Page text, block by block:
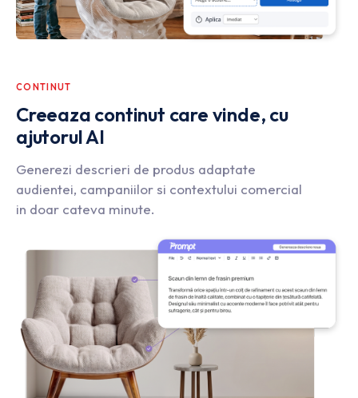
CONTINUT
Creeaza continut care vinde, cu
ajutorul AI
Generezi descrieri de produs adaptate
audientei, campaniilor si contextului comercial
in doar cateva minute.